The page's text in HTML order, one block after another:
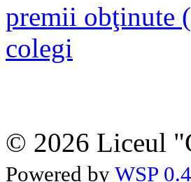
premii obţinute
colegi
© 2026 Liceul
Powered by WSP